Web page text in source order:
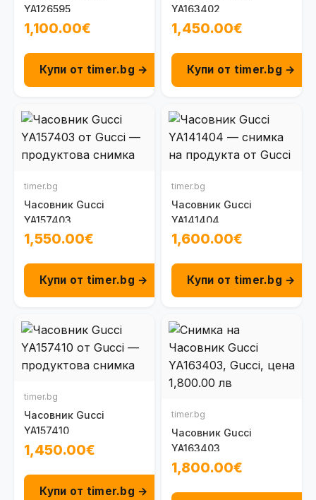
YA126595
1,100.00€
Купи от timer.bg →
YA163402
1,450.00€
Купи от timer.bg →
timer.bg
Часовник Gucci
YA157403
1,550.00€
Купи от timer.bg →
timer.bg
Часовник Gucci
YA141404
1,600.00€
Купи от timer.bg →
timer.bg
Часовник Gucci
YA157410
1,450.00€
Купи от timer.bg →
timer.bg
Часовник Gucci
YA163403
1,800.00€